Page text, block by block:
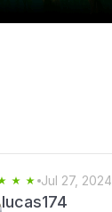
Jul 27, 2024
lucas174